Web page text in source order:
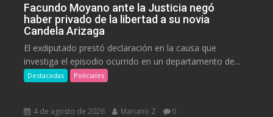
Facundo Moyano ante la Justicia negó
haber privado de la libertad a su novia
Candela Arizaga
El exdiputado prestó declaración en la causa que
investiga el episodio ocurrido en un departamento de...
Destacadas Policiales
4 de agosto de 2026 Mariano Z 0